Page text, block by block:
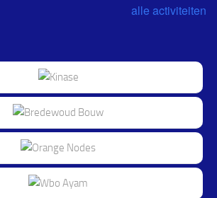
alle activiteiten